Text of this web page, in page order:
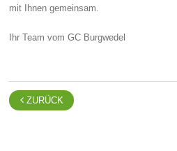
mit Ihnen gemeinsam.
Ihr Team vom GC Burgwedel
ZURÜCK